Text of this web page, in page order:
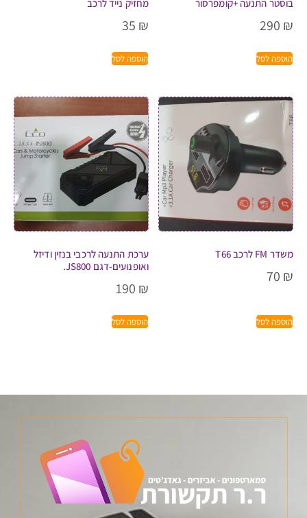
בוסטר התנעה +קומפרסור
290 ₪
הוספה לסל
מחזיק נייד לרכב
35 ₪
הוספה לסל
משדר FM לרכב T66
70 ₪
הוספה לסל
ערכת התנעה לרכבי בנזין ודיזל
ואופנועים-דגם JS800.
190 ₪
הוספה לסל